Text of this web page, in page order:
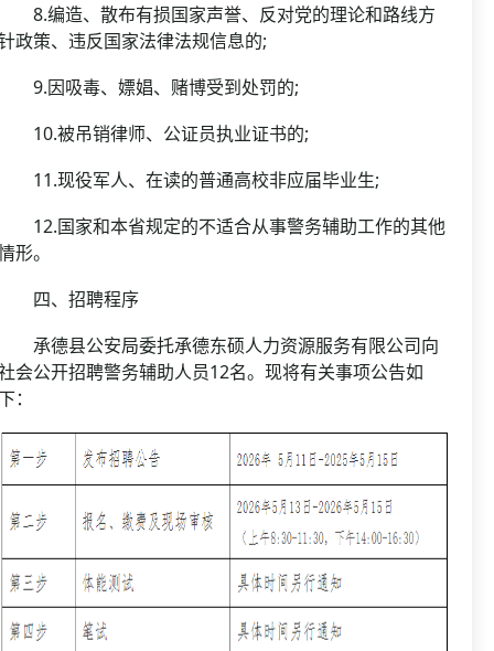
编造、散布有损国家声誉、反对党的理论和路线方
政策、违反国家法律法规信息的;
因吸毒、嫖娼、赌博受到处罚的;
被吊销律师、公证员执业证书的;
现役军人、在读的普通高校非应届毕业生;
国家和本省规定的不适合从事警务辅助工作的其他
形。
、招聘程序
德县公安局委托承德东硕人力资源服务有限公司向
会公开招聘警务辅助人员12名。现将有关事项公告如
：